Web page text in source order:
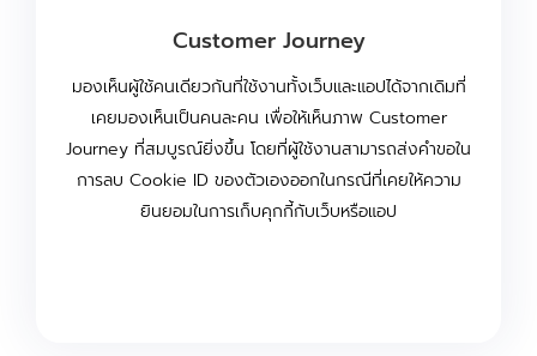
Customer Journey
มองเห็นผู้ใช้คนเดียวกันที่ใช้งานทั้งเว็บและแอปได้จากเดิมที่
เคยมองเห็นเป็นคนละคน เพื่อให้เห็นภาพ Customer
Journey ที่สมบูรณ์ยิ่งขึ้น โดยที่ผู้ใช้งานสามารถส่งคำขอใน
การลบ Cookie ID ของตัวเองออกในกรณีที่เคยให้ความ
ยินยอมในการเก็บคุกกี้กับเว็บหรือแอป